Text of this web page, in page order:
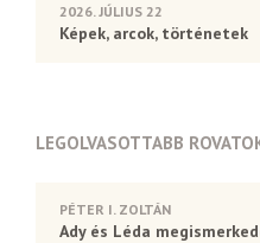
2026. JÚLIUS 22
Képek, arcok, történetek
LEGOLVASOTTABB
PÉTER I. ZOLTÁN
Ady és Léda